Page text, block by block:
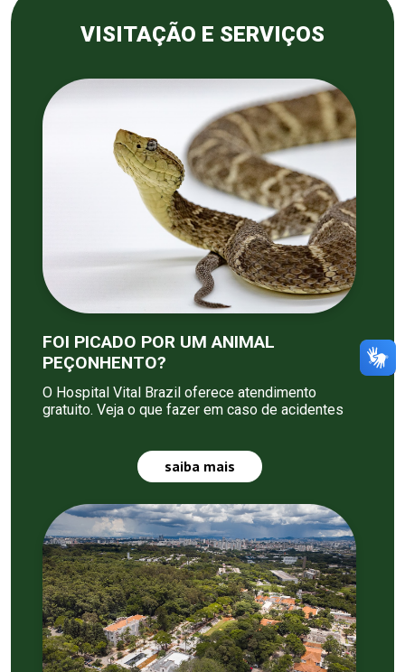
VISITAÇÃO E SERVIÇOS
FOI PICADO POR UM ANIMAL
PEÇONHENTO?
O Hospital Vital Brazil oferece atendimento
gratuito. Veja o que fazer em caso de acidentes
saiba mais